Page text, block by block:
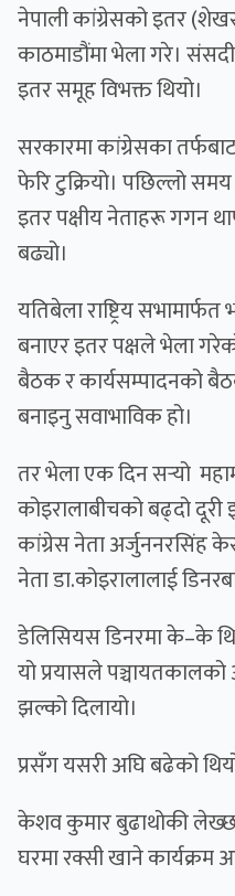
नेपाली कांग्रेसको इतर
काठमाडौंमा भेला गरे।
इतर समूह विभक्त थियो।
सरकारमा कांग्रेसका
फेरि टुक्रियो। पछिल्लो
इतर पक्षीय नेताहरू गगन
बढ्यो।
यतिबेला राष्ट्रिय
बनाएर इतर पक्षले भेला
बैठक र कार्यसम्पादनको
बनाइनु सवाभाविक हो।
तर भेला एक दिन सर्‍यो
कोइरालाबीचको बढ्दो
कांग्रेस नेता अर्जुननरसिंह
नेता डा.कोइरालालाई
डेलिसियस डिनरमा के–के
यो प्रयासले
झल्को दिलायो।
प्रसँग यसरी अघि बढेको
केशव कुमार बुढाथोकी
घरमा रक्सी खाने कार्यक्रम